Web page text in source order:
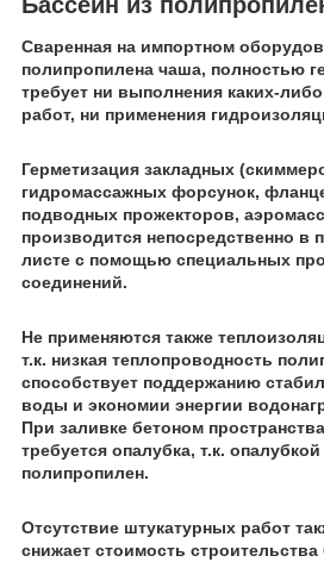
Сваренная на импортном
полипропилена чаша, полностью
требует ни выполнения каких-
работ, ни применения
Герметизация закладных
гидромассажных форсунок,
подводных прожекторов,
производится непосредственно в
листе с помощью специальных
соединений.
Не применяются также
т.к. низкая теплопроводность
способствует поддержанию
воды и экономии энергии
При заливке бетоном
требуется опалубка, т.к.
полипропилен.
Отсутствие штукатурных работ
снижает стоимость строительства